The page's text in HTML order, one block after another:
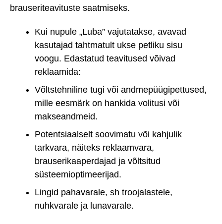
brauseriteavituste saatmiseks.
Kui nupule „Luba” vajutatakse, avavad
kasutajad tahtmatult ukse petliku sisu
voogu. Edastatud teavitused võivad
reklaamida:
Võltstehniline tugi või andmepüügipettused,
mille eesmärk on hankida volitusi või
makseandmeid.
Potentsiaalselt soovimatu või kahjulik
tarkvara, näiteks reklaamvara,
brauserikaaperdajad ja võltsitud
süsteemioptimeerijad.
Lingid pahavarale, sh troojalastele,
nuhkvarale ja lunavarale.